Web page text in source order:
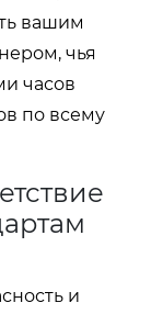
вашим
чья
часов
по всему
и